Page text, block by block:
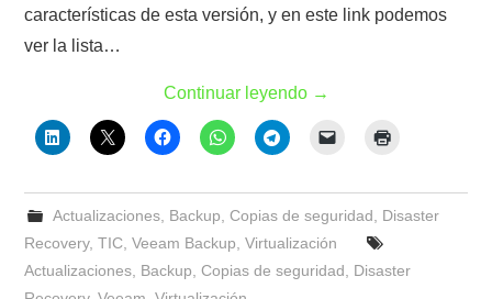
características de esta versión, y en este link podemos
ver la lista…
Continuar leyendo →
Actualizaciones, Backup Copias de seguridad
Disaster
Recovery,TIC ,Veeam Backup ,Virtualización
Actualizaciones Backup ,Copias de seguridad
Disaster